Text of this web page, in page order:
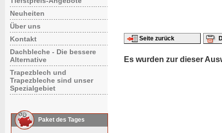
Neuheiten
Über uns
Kontakt
Dachbleche - Die bessere
Alternative
Trapezblech und
Trapezbleche sind unser
Spezialgebiet
Paket des Tages
Seite zurück
Es wurden zur dieser